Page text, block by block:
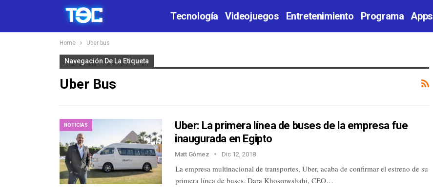
Tecnología Videojuegos Entretenimiento Programa Apps
Home Uber bus
Navegación De La Etiqueta
Uber Bus
NOTICIAS
Uber: La primera línea de buses de la empresa fue
inaugurada en Egipto
Matt Gómez Dic 12, 2018
La empresa multinacional de transportes, Uber, acaba de confirmar el estreno de su
primera línea de buses. Dara Khosrowshahi, CEO…